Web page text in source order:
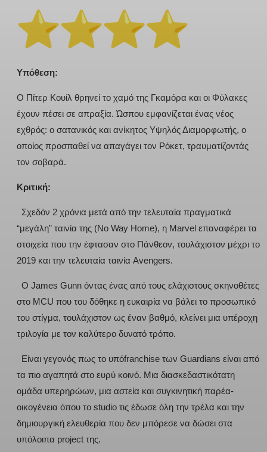
Υπόθεση:
Ο Πίτερ Κουίλ θρηνεί το χαμό της Γκαμόρα και οι Φύλακες
έχουν πέσει σε απραξία. Ώσπου εμφανίζεται ένας νέος
εχθρός: ο σατανικός και ανίκητος Υψηλός Διαμορφωτής, ο
οποίος προσπαθεί να απαγάγει τον Ρόκετ, τραυματίζοντάς
τον σοβαρά.
Κριτική:
Σχεδόν 2 χρόνια μετά από την τελευταία πραγματικά
“μεγάλη” ταινία της (No Way Home), η Marvel επαναφέρει τα
στοιχεία που την έφτασαν στο Πάνθεον, τουλάχιστον μέχρι το
2019 και την τελευταία ταινία Avengers.
O James Gunn όντας ένας από τους ελάχιστους σκηνοθέτες
στο MCU που του δόθηκε η ευκαιρία να βάλει το προσωπικό
του στίγμα, τουλάχιστον ως έναν βαθμό, κλείνει μια υπέροχη
τριλογία με τον καλύτερο δυνατό τρόπο.
Είναι γεγονός πως το υπόfranchise των Guardians είναι από
τα πιο αγαπητά στο ευρύ κοινό. Μια διασκεδαστικότατη
ομάδα υπερηρώων, μια αστεία και συγκινητική παρέα-
οικογένεια όπου το studio τις έδωσε όλη την τρέλα και την
δημιουργική ελευθερία που δεν μπόρεσε να δώσει στα
υπόλοιπα project της.